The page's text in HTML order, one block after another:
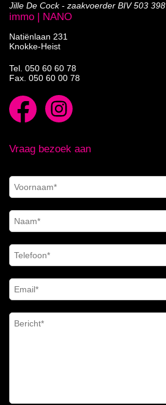
Jille De Cock - zaakvoerder BIV 503 398
immo | NANO
Natiënlaan 231
Knokke-Heist
Tel. 050 60 60 78
Fax. 050 60 00 78
Vraag bezoek aan